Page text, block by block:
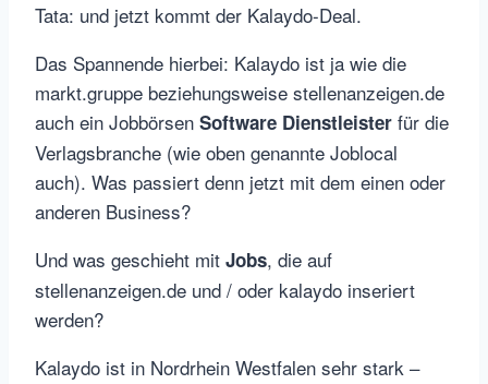
Tata: und jetzt kommt der Kalaydo-Deal.
Das Spannende hierbei: Kalaydo ist ja wie die
markt.gruppe beziehungsweise stellenanzeigen.de
auch ein Jobbörsen Software Dienstleister für die
Verlagsbranche (wie oben genannte Joblocal
auch). Was passiert denn jetzt mit dem einen oder
anderen Business?
Und was geschieht mit Jobs, die auf
stellenanzeigen.de und / oder kalaydo inseriert
werden?
Kalaydo ist in Nordrhein Westfalen sehr stark –